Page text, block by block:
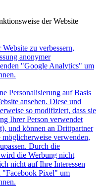
der Website
zu verbessern,
anonymer
"Google Analytics" um
Personalisierung auf Basis
ansehen. Diese und
so modifiziert, dass sie
Ihrer Person verwendet
und können an Drittpartner
verwenden,
Durch die
die Werbung nicht
nicht auf Ihre Interessen
"Facebook Pixel" um